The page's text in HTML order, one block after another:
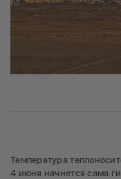
Температура
4 июня начнется сама